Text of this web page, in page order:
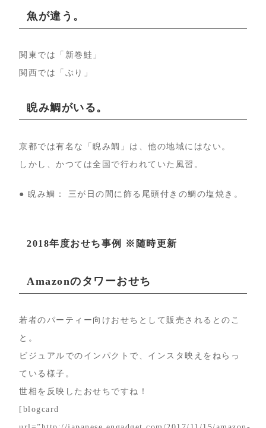
魚が違う。
関東では「新巻鮭」
関西では「ぶり」
睨み鯛がいる。
京都では有名な「睨み鯛」は、他の地域にはない。
しかし、かつては全国で行われていた風習。
● 睨み鯛： 三が日の間に飾る尾頭付きの鯛の塩焼き。
2018年度おせち事例 ※随時更新
Amazonのタワーおせち
若者のパーティー向けおせちとして販売されるとのこ
と。
ビジュアルでのインパクトで、インスタ映えをねらっ
ている様子。
世相を反映したおせちですね！
[blogcard